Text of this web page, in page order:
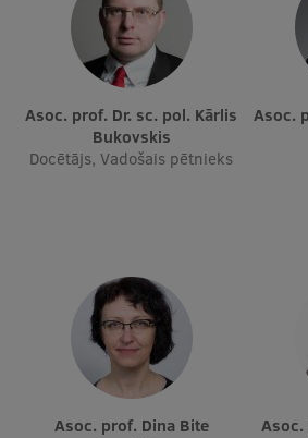
Inovāciju centrs
Starptautiskie sadarbības partneri
EURAXESS RSU kontaktpunkts
EATRIS koordinators Latvijā
Asoc. prof. Dr. sc. pol. Kārlis
Bukovskis
Docētājs, Vadošais pētnieks
Asoc. prof. Anželika Berķe-
Asoc. prof. Dina Bite
Asoc. prof. Dr. oec. Santa